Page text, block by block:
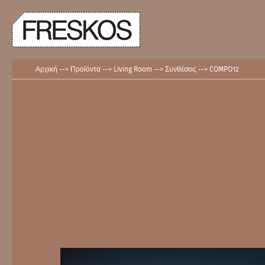
content
Αρχική --> Προϊόντα --> Living Room --> Συνθέσεις --> COMPO12